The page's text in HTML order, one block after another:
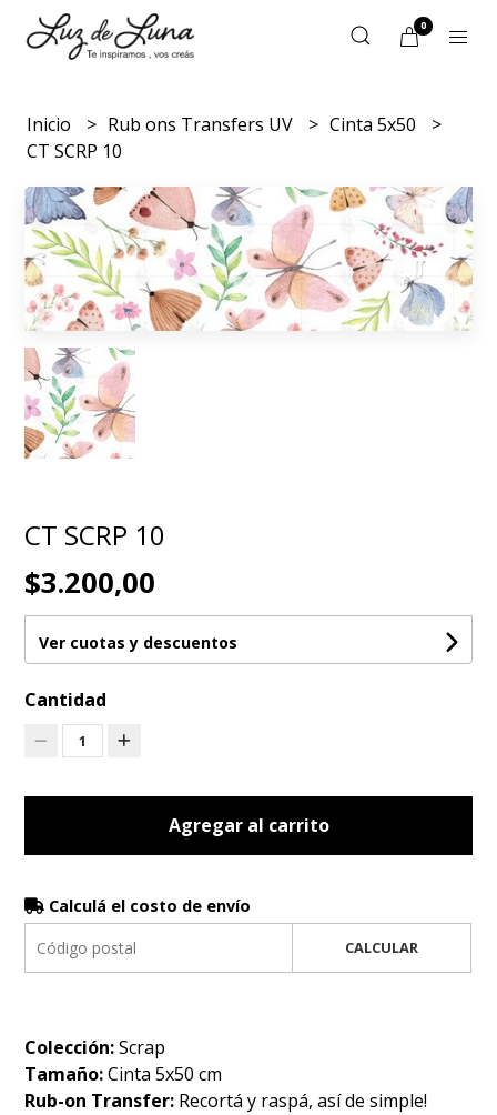
0
Inicio Rub ons Transfers UV
Cinta 5x50
CT SCRP 10
CT SCRP 10
$3.200,00
Ver cuotas y descuentos
Cantidad
1
Agregar al carrito
Calculá el costo de envío
CALCULAR
Colección:Scrap
Tamaño:Cinta 5x50 cm
Rub-on Transfer: Recortá y raspá, así de simple!